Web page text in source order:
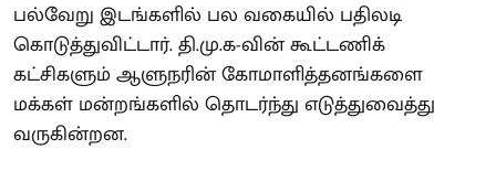
பல்வேறு இடங்களில் பல வகையில் பதிலடி
கொடுத்துவிட்டார். தி.மு.க-வின் கூட்டணிக்
கட்சிகளும் ஆளுநரின் கோமாளித்தனங்களை
மக்கள் மன்றங்களில் தொடர்ந்து எடுத்துவைத்து
வருகின்றன.